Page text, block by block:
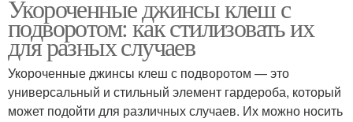
Укороченные джинсы клеш с
подворотом: как стилизовать их
для разных случаев
Укороченные джинсы клеш с подворотом — это
универсальный и стильный элемент гардероба, который
может подойти для различных случаев. Их можно носить